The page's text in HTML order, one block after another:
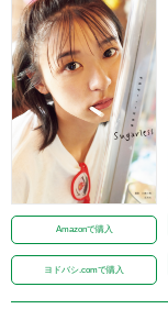
Amazonで購入
ヨドバシ.comで購入